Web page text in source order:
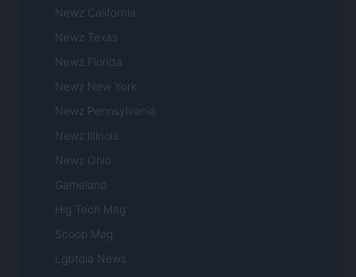
Newz California
Newz Texas
Newz Florida
Newz New York
Newz Pennsylvania
Newz Illinois
Newz Ohio
Gameland
Hig Tech Mag
Scoop Mag
Lgbtqia News